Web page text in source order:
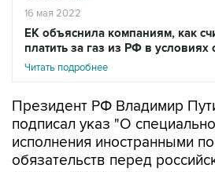
16 мая 2022
ЕК объяснила компаниям, как
платить за газ из РФ в условиях
Читать подробнее
Президент РФ Владимир
подписал указ "О
исполнения иностранными
обязательств перед